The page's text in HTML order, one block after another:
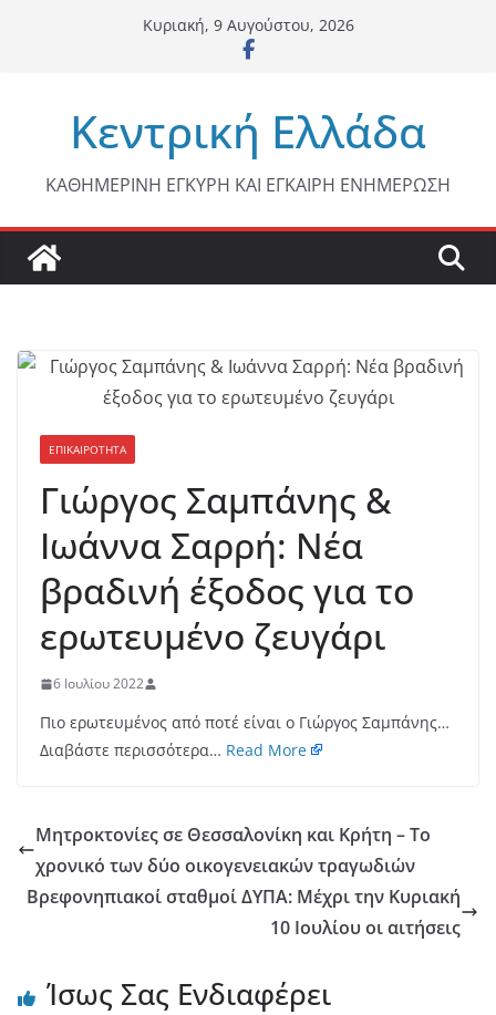
Κυριακή, 9 Αυγούστου, 2026
Κεντρική Ελλάδα
ΚΑΘΗΜΕΡΙΝΗ ΕΓΚΥΡΗ ΚΑΙ ΕΓΚΑΙΡΗ ΕΝΗΜΕΡΩΣΗ
ΕΠΙΚΑΙΡΟΤΗΤΑ
Γιώργος Σαμπάνης &
Ιωάννα Σαρρή: Νέα
βραδινή έξοδος για το
ερωτευμένο ζευγάρι
6 Ιουλίου 2022
Πιο ερωτευμένος από ποτέ είναι ο Γιώργος Σαμπάνης…
Διαβάστε περισσότερα… Read More
Μητροκτονίες σε Θεσσαλονίκη και Κρήτη – Το
χρονικό των δύο οικογενειακών τραγωδιών
Βρεφονηπιακοί σταθμοί ΔΥΠΑ: Μέχρι την Κυριακή
10 Ιουλίου οι αιτήσεις
Ίσως Σας Ενδιαφέρει